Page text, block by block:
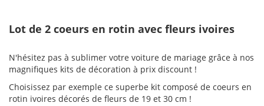
Lot de 2 coeurs en rotin avec fleurs ivoires
N'hésitez pas à sublimer votre voiture de mariage grâce à nos
magnifiques kits de décoration à prix discount !
Choisissez par exemple ce superbe kit composé de coeurs en
rotin ivoires décorés de fleurs de 19 et 30 cm !